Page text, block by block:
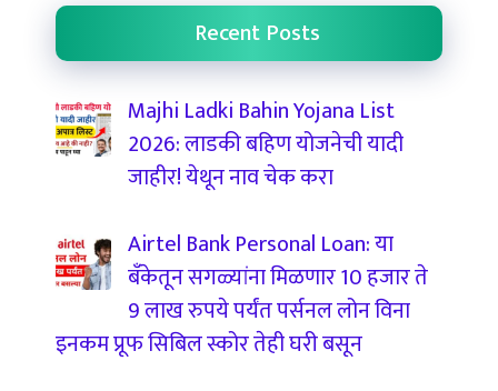
Recent Posts
Majhi Ladki Bahin Yojana List
2026: लाडकी बहिण योजनेची यादी
जाहीर! येथून नाव चेक करा
Airtel Bank Personal Loan: या
बँकेतून सगळ्यांना मिळणार 10 हजार ते
9 लाख रुपये पर्यंत पर्सनल लोन विना
इनकम प्रूफ सिबिल स्कोर तेही घरी बसून